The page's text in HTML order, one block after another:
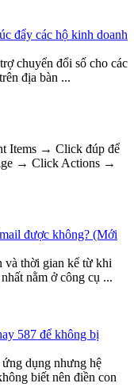
đẩy các hộ kinh doanh
chuyển đổi số cho các
địa bàn ...
Items → Click đúp để
→ Click Actions →
được không? (Mới
và thời gian kể từ khi
nằm ở công cụ ...
587 để không bị
dụng nhưng hệ
biết nên điền con